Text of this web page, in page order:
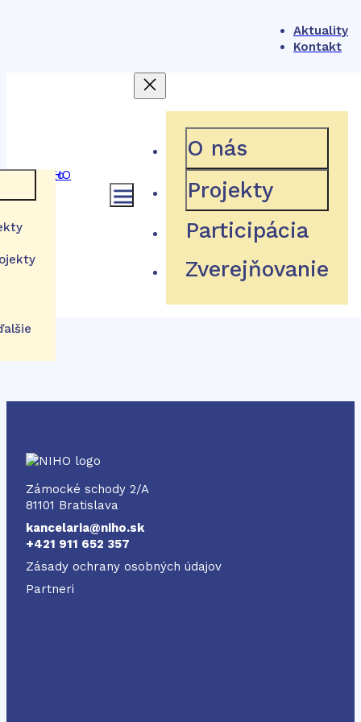
Aktuality
Kontakt
O nás
Projekty
Participácia
Zverejňovanie
404
Hľadaná stránka neexistuje
NIHO
Zámocké schody 2/A
81101 Bratislava
kancelaria@niho.sk
+421 911 652 357
Zásady ochrany osobných údajov
Partneri